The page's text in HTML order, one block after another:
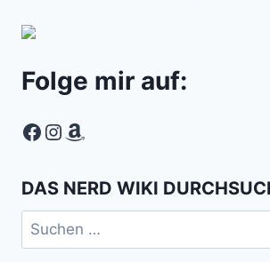
Folge mir auf:
Facebook
Instagram
Amazon
DAS NERD WIKI
Suchen
nach: